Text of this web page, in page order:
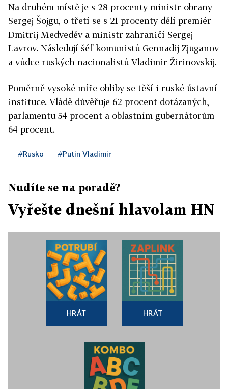
Na druhém místě je s 28 procenty ministr obrany
Sergej Šojgu, o třetí se s 21 procenty dělí premiér
Dmitrij Medveděv a ministr zahraničí Sergej
Lavrov. Následují šéf komunistů Gennadij Zjuganov
a vůdce ruských nacionalistů Vladimir Žirinovskij.
Poměrně vysoké míře obliby se těší i ruské ústavní
instituce. Vládě důvěřuje 62 procent dotázaných,
parlamentu 54 procent a oblastním gubernátorům
64 procent.
#Rusko #Putin Vladimir
Nudíte se na poradě?
Vyřešte dnešní hlavolam HN
HRÁT HRÁT